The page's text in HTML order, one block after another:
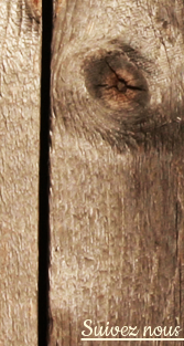
Suivez